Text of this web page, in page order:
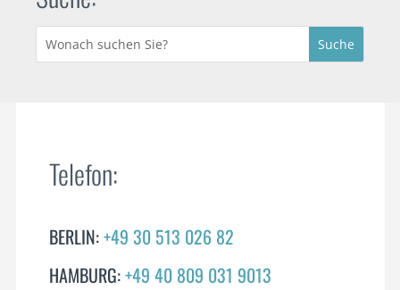
Telefon:
BERLIN:+49 30 513 026 82
HAMBURG:+49 40 809 031 9013